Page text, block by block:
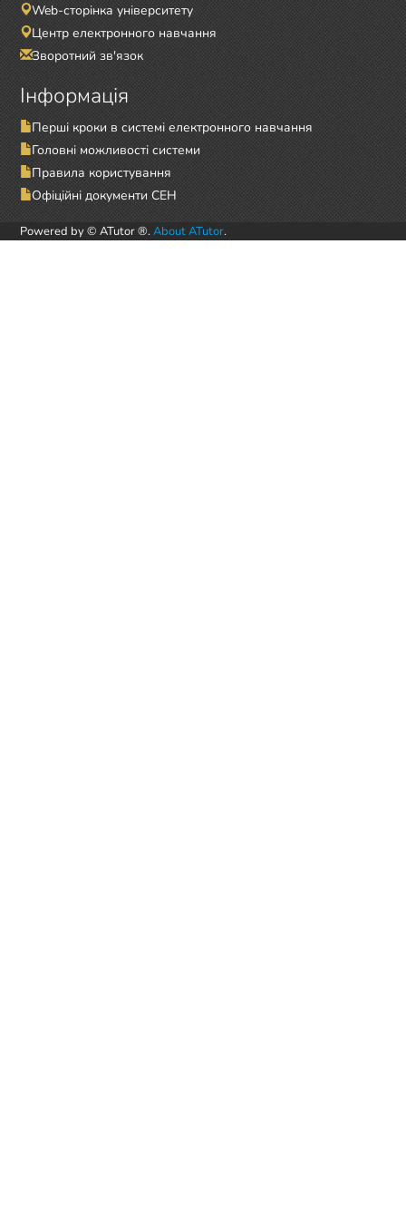
Web-сторінка університету
Центр електронного навчання
Зворотний зв'язок
Інформація
Перші кроки в системі електронного навчання
Головні можливості системи
Правила користування
Офіційні документи СЕН
Powered by © ATutor ®. About ATutor.